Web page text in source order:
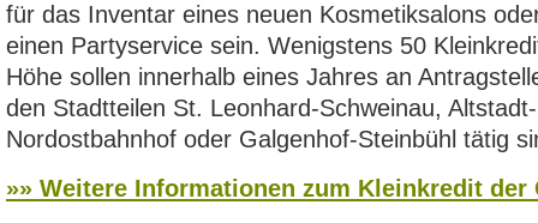
für das Inventar eines neuen Kosmetiksalons
einen Partyservice sein. Wenigstens 50
Höhe sollen innerhalb eines Jahres an
den Stadtteilen St. Leonhard-Schweinau,
Nordostbahnhof oder Galgenhof-Steinbühl tätig
»» Weitere Informationen zum Kleinkredit der